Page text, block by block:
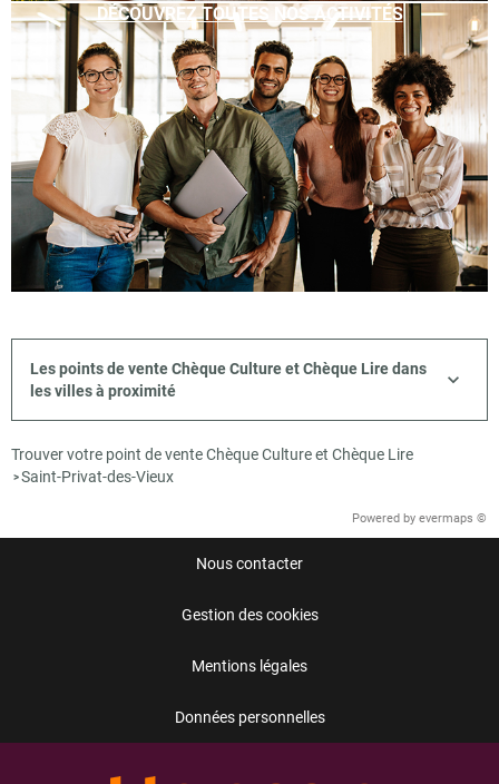
DÉCOUVREZ TOUTES NOS ACTIVITÉS
Les points de vente Chèque Culture et Chèque Lire dans
les villes à proximité
Trouver votre point de vente Chèque Culture et Chèque Lire
>Saint-Privat-des-Vieux
Powered by evermaps ©
Nous contacter
Gestion des cookies
Mentions légales
Données personnelles